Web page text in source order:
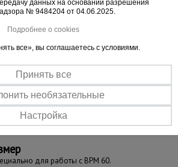
для работы с BPM 60.
данных на основании разрешения
№ 9484204 от 04.06.2025.
Подробнее о cookies
все», вы соглашаетесь с условиями.
Принять все
необязательные
Настройка